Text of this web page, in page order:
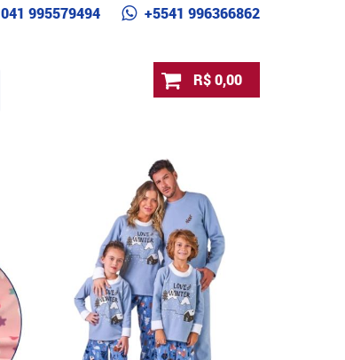
041 995579494 +5541 996366862
R$ 0,00